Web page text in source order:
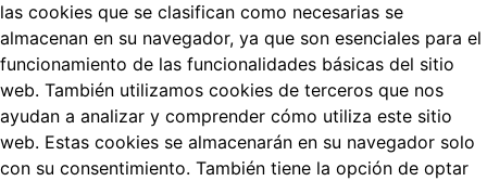
las cookies que se clasifican como necesarias se
almacenan en su navegador, ya que son esenciales para el
funcionamiento de las funcionalidades básicas del sitio
web. También utilizamos cookies de terceros que nos
ayudan a analizar y comprender cómo utiliza este sitio
web. Estas cookies se almacenarán en su navegador solo
con su consentimiento. También tiene la opción de optar